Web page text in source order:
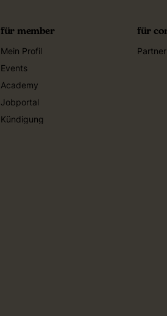
für member
Mein Profil
Events
Academy
Jobportal
Kündigung
für